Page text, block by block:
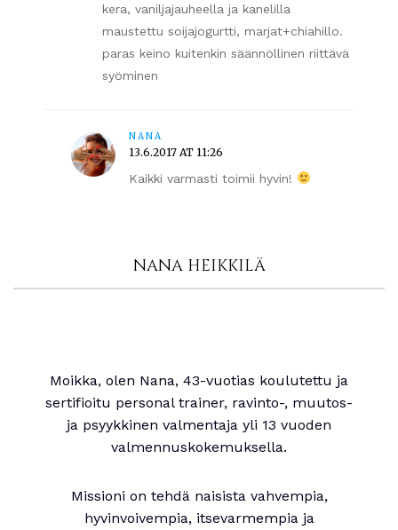
kera, vaniljajauheella ja kanelilla
maustettu soijajogurtti, marjat+chiahillo.
paras keino kuitenkin säännöllinen riittävä
syöminen
NANA
13.6.2017 AT 11:26
Kaikki varmasti toimii hyvin!
NANA HEIKKILÄ
Moikka, olen Nana, 43-vuotias koulutettu ja
sertifioitu personal trainer, ravinto-, muutos-
ja psyykkinen valmentaja yli 13 vuoden
valmennuskokemuksella.
Missioni on tehdä naisista vahvempia,
hyvinvoivempia, itsevarmempia ja